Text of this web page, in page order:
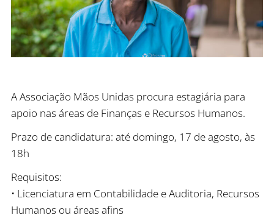
A Associação Mãos Unidas procura estagiária para
apoio nas áreas de Finanças e Recursos Humanos.
Prazo de candidatura: até domingo, 17 de agosto, às
18h
Requisitos:
• Licenciatura em Contabilidade e Auditoria, Recursos
Humanos ou áreas afins